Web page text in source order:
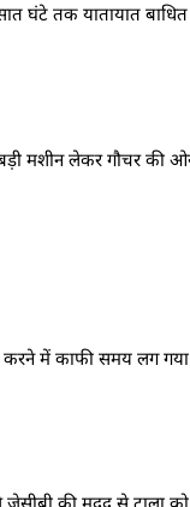
तक यातायात बाधित
मशीन लेकर गौचर की
में काफी समय लग